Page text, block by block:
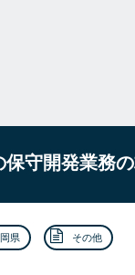
保守開発業務
県 その他